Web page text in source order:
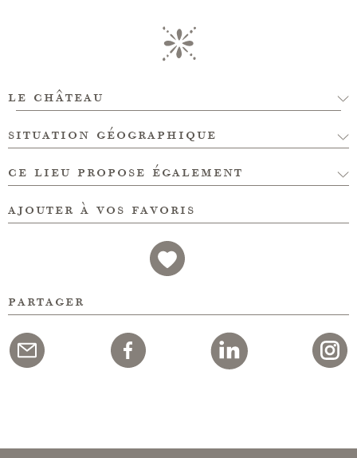
le château
situation géographique
ce lieu propose également
ajouter à vos favoris
partager